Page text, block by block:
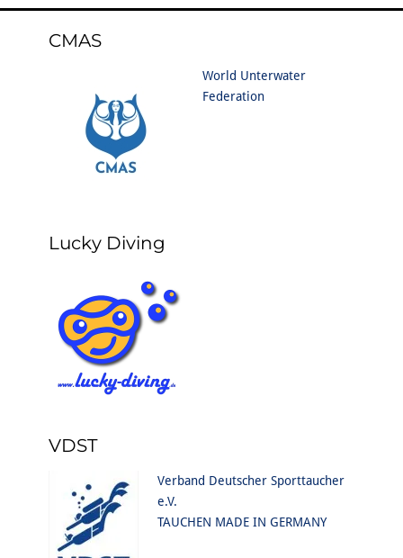
CMAS
World Unterwater
Federation
Lucky Diving
VDST
Verband Deutscher Sporttaucher
e.V.
TAUCHEN MADE IN GERMANY